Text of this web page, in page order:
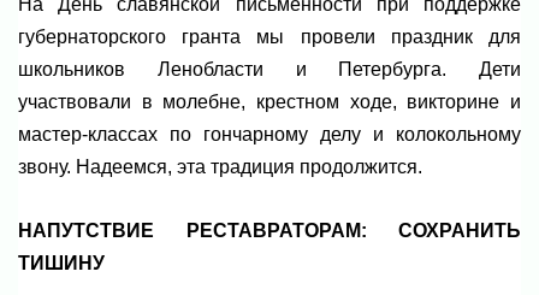
губернаторского гранта мы провели праздник для
школьников Ленобласти и Петербурга. Дети
участвовали в молебне, крестном ходе, викторине и
мастер-классах по гончарному делу и колокольному
звону. Надеемся, эта традиция продолжится.
НАПУТСТВИЕ РЕСТАВРАТОРАМ: СОХРАНИТЬ
ТИШИНУ